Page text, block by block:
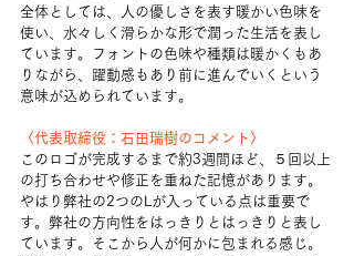
全体としては、人の優しさを表す暖かい色味を
使い、水々しく滑らかな形で潤った生活を表し
ています。フォントの色味や種類は暖かくもあ
りながら、躍動感もあり前に進んでいくという
意味が込められています。
〈代表取締役：石田瑞樹のコメント〉
このロゴが完成するまで約3週間ほど、５回以上
の打ち合わせや修正を重ねた記憶があります。
やはり弊社の2つのLが入っている点は重要で
す。弊社の方向性をはっきりとはっきりと表し
ています。そこから人が何かに包まれる感じ。